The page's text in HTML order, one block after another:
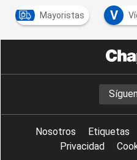
Mayoristas V
Nosotros Etiquetas
Privacidad